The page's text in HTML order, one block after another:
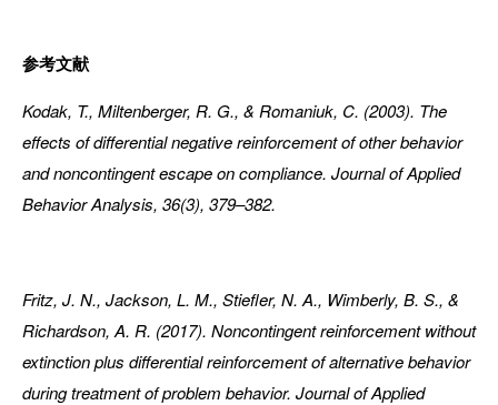
参考文献
Kodak, T., Miltenberger, R. G., & Romaniuk, C. (2003). The
effects of differential negative reinforcement of other behavior
and noncontingent escape on compliance. Journal of Applied
Behavior Analysis, 36(3), 379–382.
Fritz, J. N., Jackson, L. M., Stiefler, N. A., Wimberly, B. S., &
Richardson, A. R. (2017). Noncontingent reinforcement without
extinction plus differential reinforcement of alternative behavior
during treatment of problem behavior. Journal of Applied